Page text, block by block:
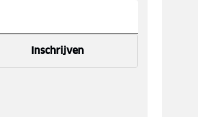
Inschrijven